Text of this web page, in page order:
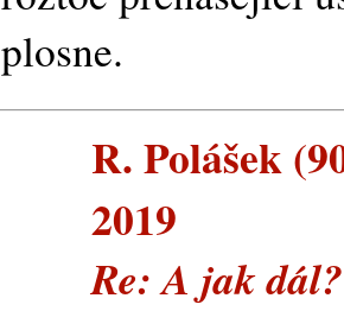
plosne.
R. Polášek
2019
Re: A jak dál?